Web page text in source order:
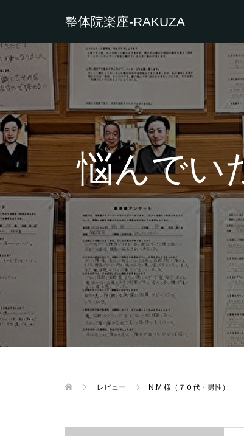
整体院楽座-RAKUZA
悩んでい
レビュー N.M 様（７０代・男性）